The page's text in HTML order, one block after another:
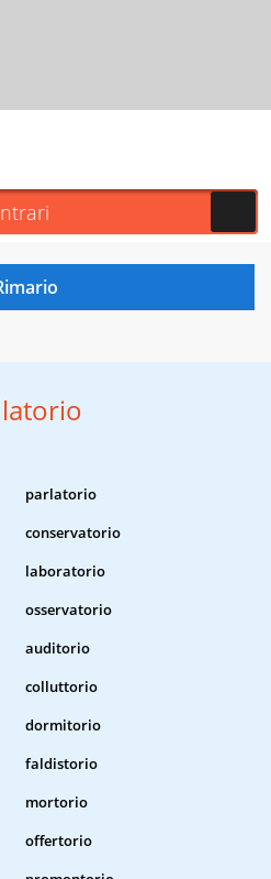
parlatorio
conservatorio
laboratorio
osservatorio
auditorio
colluttorio
dormitorio
faldistorio
mortorio
offertorio